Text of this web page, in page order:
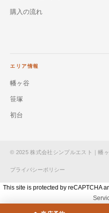
購入の流れ
エリア情報
幡ヶ谷
笹塚
初台
© 2025 株式会社シンプルエスト｜幡
プライバシーポリシー
This site is protected by reCAPTCHA